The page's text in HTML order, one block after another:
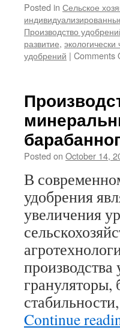
Posted in Сельское
Производство
развитие,
удобрений | Comments
Posted on October 14,
В
удобрения
увеличения
грануляторы,
Continue